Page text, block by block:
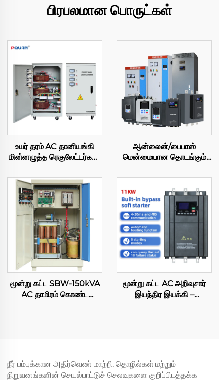
பிரபலமான பொருட்கள்
உயர் தரம் AC தானியங்கி
மின்னழுத்த ரெகுலேட்டர்கள்/
20kVA 380V சர்வோ
ஏவிஆர்
ஆன்லைன்/பைபாஸ்
மென்மையான தொடங்கும்
புத்திசாலித்தனமான மோட்டார்
கட்டுப்பாடு
11kw/55kw/180kw/
மென்மையான தொடங்கும்
கேபினெட்
மூன்று கட்ட SBW-150kVA
AC தாமிரம் கொண்ட
மூன்று கட்ட AC அறிவுசார்
இயந்திர இயக்கி –
IP20
நீர் பம்புக்கான அதிர்வெண் மாற்றி, தொழில்கள் மற்றும்
நிறுவனங்களின் செயல்பாட்டுச் செலவுகளை குறிப்பிடத்தக்க